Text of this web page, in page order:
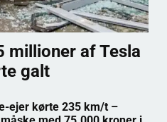
millioner af Tesla
galt
ejer kørte 235 km/t –